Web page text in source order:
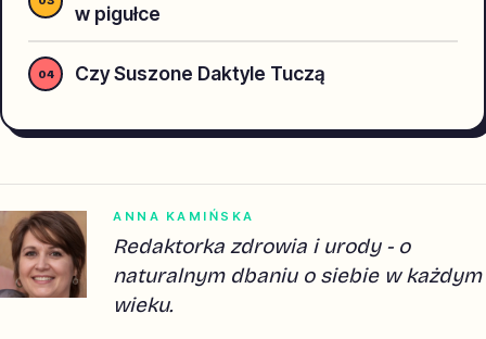
w pigułce
Czy Suszone Daktyle Tuczą
ANNA KAMIŃSKA
Redaktorka zdrowia i urody - o
naturalnym dbaniu o siebie w każdym
wieku.